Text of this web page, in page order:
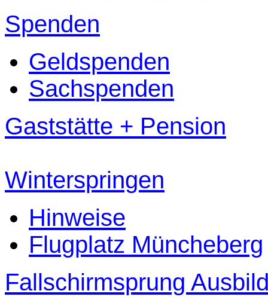
Spenden
Geldspenden
Sachspenden
Gaststätte + Pension
Winterspringen
Hinweise
Flugplatz Müncheberg
Fallschirmsprung